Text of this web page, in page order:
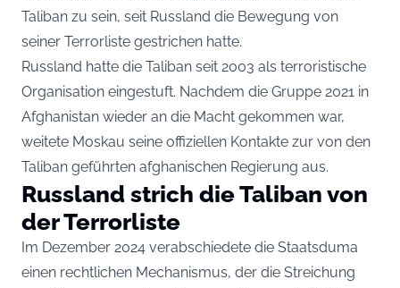
Taliban zu sein, seit Russland die Bewegung von
seiner Terrorliste gestrichen hatte.
Russland hatte die Taliban seit 2003 als terroristische
Organisation eingestuft. Nachdem die Gruppe 2021 in
Afghanistan wieder an die Macht gekommen war,
weitete Moskau seine offiziellen Kontakte zur von den
Taliban geführten afghanischen Regierung aus.
Russland strich die Taliban von
der Terrorliste
Im Dezember 2024 verabschiedete die Staatsduma
einen rechtlichen Mechanismus, der die Streichung